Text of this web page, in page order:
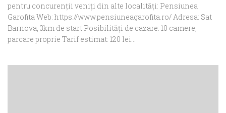
pentru concurenții veniți din alte localități: Pensiunea
Garofita Web: https://www.pensiuneagarofita.ro/ Adresa: Sat
Barnova, 3km de start Posibilități de cazare: 10 camere,
parcare proprie Tarif estimat: 120 lei...